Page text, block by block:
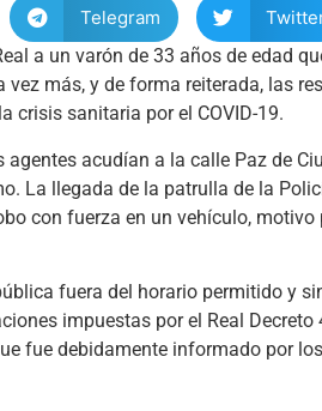
Telegram
a un varón de 33 años de edad
más, y de forma reiterada, las
crisis sanitaria por el COVID-19.
acudían a la calle Paz de
La llegada de la patrulla de la
con fuerza en un vehículo,
fuera del horario permitido y
impuestas por el Real
fue debidamente informado por